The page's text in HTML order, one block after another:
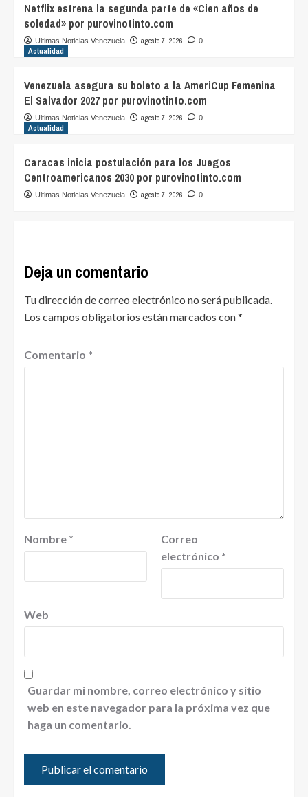
Netflix estrena la segunda parte de «Cien años de
soledad» por purovinotinto.com
Ultimas Noticias Venezuela agosto 7, 2026 0
Actualidad
Venezuela asegura su boleto a la AmeriCup Femenina
El Salvador 2027 por purovinotinto.com
Ultimas Noticias Venezuela agosto 7, 2026 0
Actualidad
Caracas inicia postulación para los Juegos
Centroamericanos 2030 por purovinotinto.com
Ultimas Noticias Venezuela agosto 7, 2026 0
Deja un comentario
Tu dirección de correo electrónico no será publicada.
Los campos obligatorios están marcados con*
Comentario *
Nombre *
Correo
electrónico *
Web
Guardar mi nombre, correo electrónico y sitio
web en este navegador para la próxima vez que
haga un comentario.